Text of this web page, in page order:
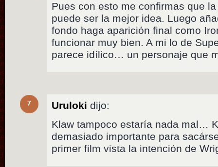
Pues con esto me confirmas que
puede ser la mejor idea. Luego
fondo haga aparición final como
funcionar muy bien. A mi lo de
parece idílico… un personaje que
7 Uruloki dijo:
Klaw tampoco estaría nada mal…
demasiado importante para
primer film vista la intención de